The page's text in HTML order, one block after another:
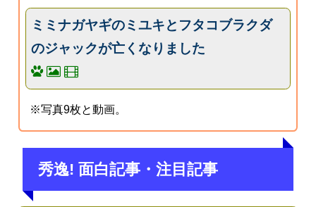
ミミナガヤギのミユキとフタコブラクダ
のジャックが亡くなりました
※写真9枚と動画。
秀逸! 面白記事・注目記事